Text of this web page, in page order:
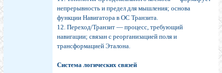
непрерывность и предел для мышления; основа
функции Навигатора в ОС Транзита.
12. Переход/Транзит — процесс, требующий
навигации; связан с реорганизацией поля и
трансформацией Эталона.
Система логических связей